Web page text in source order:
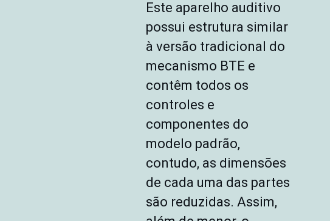
Este aparelho auditivo
possui estrutura similar
à versão tradicional do
mecanismo BTE e
contêm todos os
controles e
componentes do
modelo padrão,
contudo, as dimensões
de cada uma das partes
são reduzidas. Assim,